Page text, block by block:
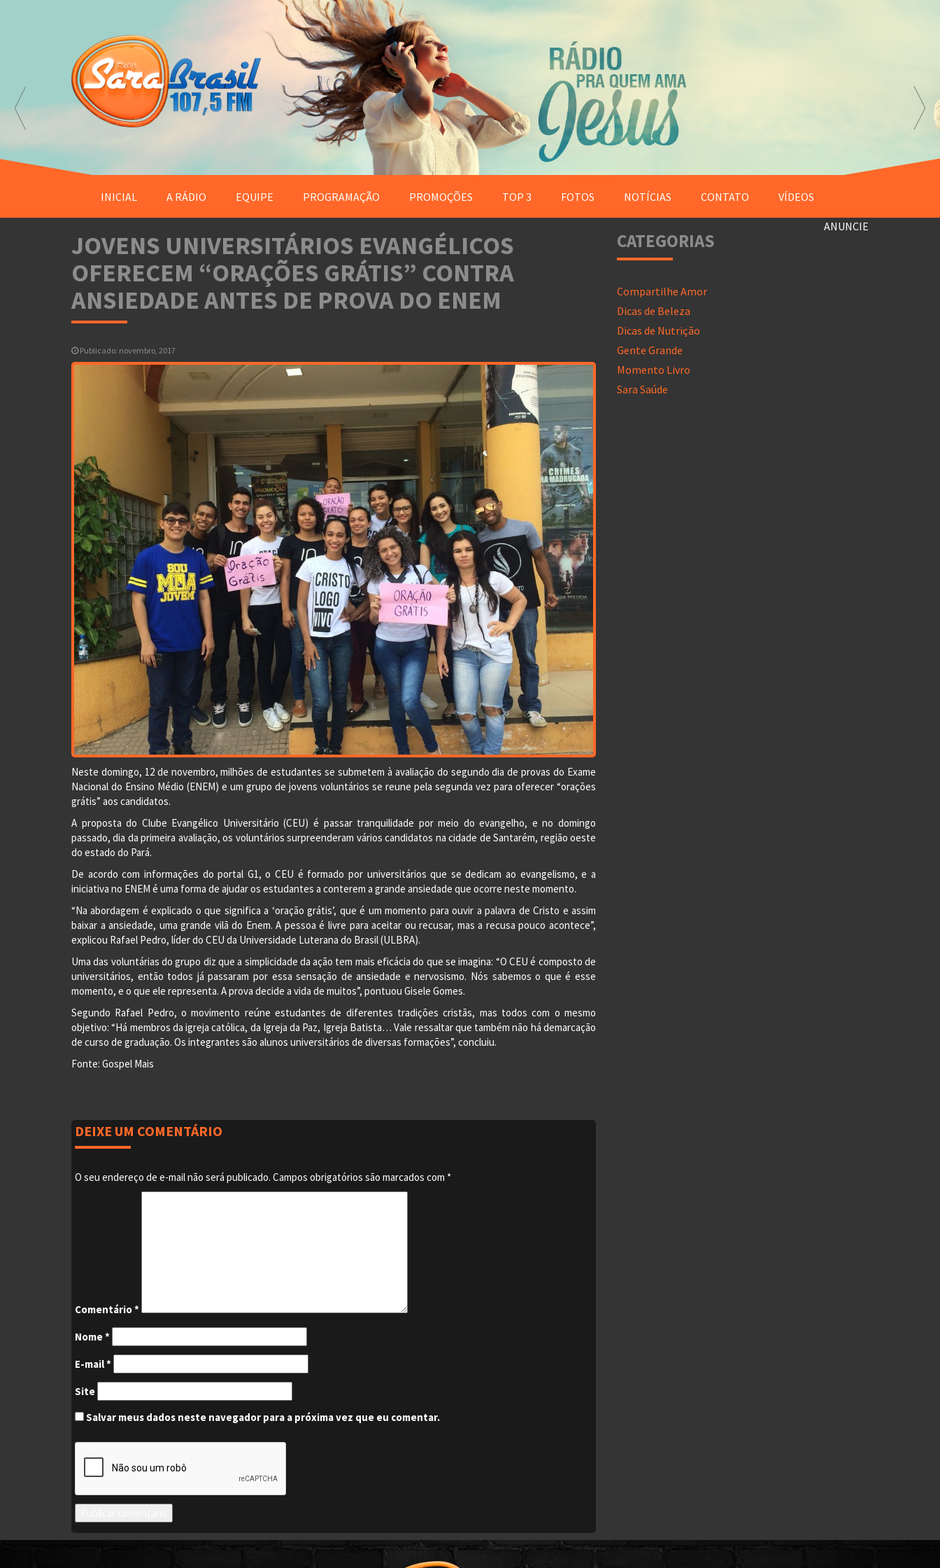
INICIAL A RÁDIO EQUIPE PROGRAMAÇÃO PROMOÇÕES TOP 3 FOTOS NOTÍCIAS CONTATO VÍDEOS
ANUNCIE
JOVENS UNIVERSITÁRIOS EVANGÉLICOS
OFERECEM “ORAÇÕES GRÁTIS” CONTRA
ANSIEDADE ANTES DE PROVA DO ENEM
Publicado: novembro, 2017
Neste domingo, 12 de novembro, milhões de estudantes se submetem à avaliação do segundo dia de provas do Exame
Nacional do Ensino Médio (ENEM) e um grupo de jovens voluntários se reune pela segunda vez para oferecer “orações
grátis” aos candidatos.
A proposta do Clube Evangélico Universitário (CEU) é passar tranquilidade por meio do evangelho, e no domingo
passado, dia da primeira avaliação, os voluntários surpreenderam vários candidatos na cidade de Santarém, região oeste
do estado do Pará.
De acordo com informações do portal G1, o CEU é formado por universitários que se dedicam ao evangelismo, e a
iniciativa no ENEM é uma forma de ajudar os estudantes a conterem a grande ansiedade que ocorre neste momento.
“Na abordagem é explicado o que significa a ‘oração grátis’, que é um momento para ouvir a palavra de Cristo e assim
baixar a ansiedade, uma grande vilã do Enem. A pessoa é livre para aceitar ou recusar, mas a recusa pouco acontece”,
explicou Rafael Pedro, líder do CEU da Universidade Luterana do Brasil (ULBRA).
Uma das voluntárias do grupo diz que a simplicidade da ação tem mais eficácia do que se imagina: “O CEU é composto de
universitários, então todos já passaram por essa sensação de ansiedade e nervosismo. Nós sabemos o que é esse
momento, e o que ele representa. A prova decide a vida de muitos”, pontuou Gisele Gomes.
Segundo Rafael Pedro, o movimento reúne estudantes de diferentes tradições cristãs, mas todos com o mesmo
objetivo: “Há membros da igreja católica, da Igreja da Paz, Igreja Batista… Vale ressaltar que também não há demarcação
de curso de graduação. Os integrantes são alunos universitários de diversas formações”, concluiu.
Fonte: Gospel Mais
DEIXE UM COMENTÁRIO
O seu endereço de e-mail não será publicado. Campos obrigatórios são marcados com *
Comentário*
Nome*
E-mail*
Site
Salvar meus dados neste navegador para a próxima vez que eu comentar.
CATEGORIAS
Compartilhe Amor
Dicas de Beleza
Dicas de Nutrição
Gente Grande
Momento Livro
Sara Saúde